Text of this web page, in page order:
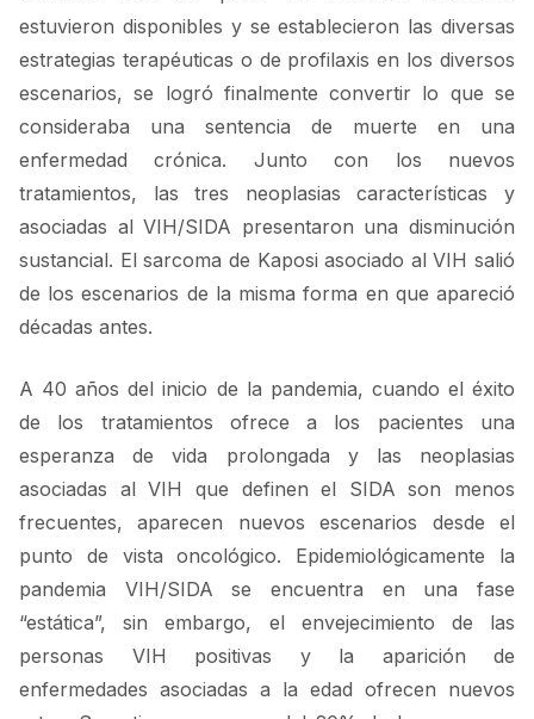
estuvieron disponibles y se establecieron las diversas
estrategias terapéuticas o de profilaxis en los diversos
escenarios, se logró finalmente convertir lo que se
consideraba una sentencia de muerte en una
enfermedad crónica. Junto con los nuevos
tratamientos, las tres neoplasias características y
asociadas al VIH/SIDA presentaron una disminución
sustancial. El sarcoma de Kaposi asociado al VIH salió
de los escenarios de la misma forma en que apareció
décadas antes.
A 40 años del inicio de la pandemia, cuando el éxito
de los tratamientos ofrece a los pacientes una
esperanza de vida prolongada y las neoplasias
asociadas al VIH que definen el SIDA son menos
frecuentes, aparecen nuevos escenarios desde el
punto de vista oncológico. Epidemiológicamente la
pandemia VIH/SIDA se encuentra en una fase
“estática”, sin embargo, el envejecimiento de las
personas VIH positivas y la aparición de
enfermedades asociadas a la edad ofrecen nuevos